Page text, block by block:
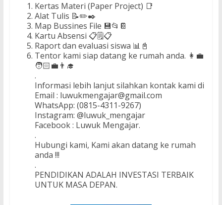
Kertas Materi (Paper Project) 📑
Alat Tulis 📝✏️✒️
Map Bussines File 💾📂📔
Kartu Absensi 📋🗒️📋
Raport dan evaluasi siswa 📊📓
Tentor kami siap datang ke rumah anda. 👩‍💼
🧑🏻‍💼👨‍🎓
.
Informasi lebih lanjut silahkan kontak kami di
Email : luwukmengajar@gmail.com
WhatsApp: (0815-4311-9267)
Instagram: @luwuk_mengajar
Facebook : Luwuk Mengajar.
.
Hubungi kami, Kami akan datang ke rumah
anda !!!
.
PENDIDIKAN ADALAH INVESTASI TERBAIK
UNTUK MASA DEPAN.